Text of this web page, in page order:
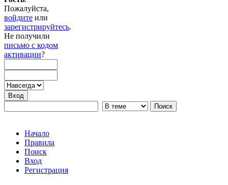
Пожалуйста,
войдите или
зарегистрируйтесь.
Не получили
письмо с кодом
активации?
Начало
Правила
Поиск
Вход
Регистрация